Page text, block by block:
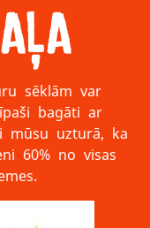
sēklām var
bagāti ar
mūsu uzturā, ka
60% no visas